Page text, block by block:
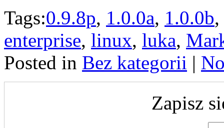
Tags:0.9.8p, 1.0.0a, 1.0.0b,
enterprise, linux, luka,
Posted in Bez kategorii |
Zapisz